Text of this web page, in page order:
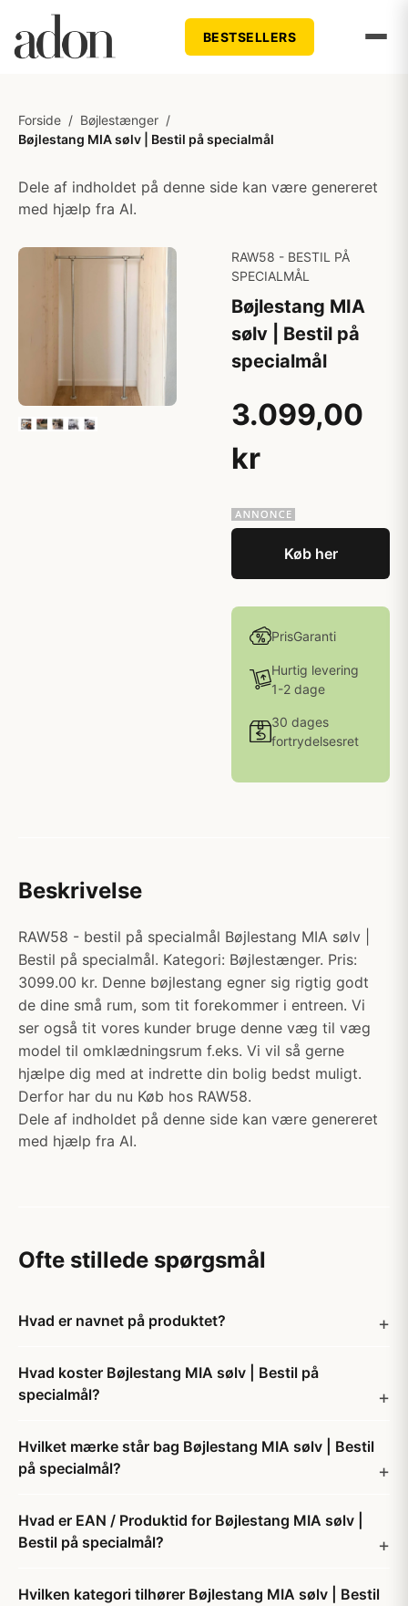
BESTSELLERS
Forside / Bøjlestænger /
Bøjlestang MIA sølv | Bestil på specialmål
Dele af indholdet på denne side kan være genereret
med hjælp fra AI.
RAW58 - BESTIL PÅ
SPECIALMÅL
Bøjlestang MIA
sølv | Bestil på
specialmål
3.099,00
kr
Køb her
PrisGaranti
Hurtig levering
1-2 dage
30 dages
fortrydelsesret
Beskrivelse
RAW58 - bestil på specialmål Bøjlestang MIA sølv |
Bestil på specialmål. Kategori: Bøjlestænger. Pris:
3099.00 kr. Denne bøjlestang egner sig rigtig godt
de dine små rum, som tit forekommer i entreen. Vi
ser også tit vores kunder bruge denne væg til væg
model til omklædningsrum f.eks. Vi vil så gerne
hjælpe dig med at indrette din bolig bedst muligt.
Derfor har du nu Køb hos RAW58.
Dele af indholdet på denne side kan være genereret
med hjælp fra AI.
Ofte stillede spørgsmål
Hvad er navnet på produktet?
Hvad koster Bøjlestang MIA sølv | Bestil på
specialmål?
Hvilket mærke står bag Bøjlestang MIA sølv | Bestil
på specialmål?
Hvad er EAN / Produktid for Bøjlestang MIA sølv |
Bestil på specialmål?
Hvilken kategori tilhører Bøjlestang MIA sølv | Bestil